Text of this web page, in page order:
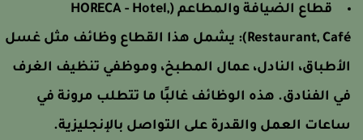
قطاع الضيافة والمطاعم (HORECA - Hotel,
Restaurant,
يشمل هذا القطاع وظائف مثل غسل
النادل، عمال المطبخ، وموظفي تنظيف الغرف
الفنادق. هذه الوظائف غالبًا ما تتطلب مرونة في
العمل والقدرة على التواصل بالإنجليزية.